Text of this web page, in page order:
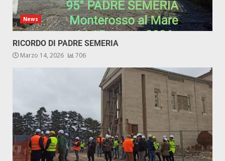
News
RICORDO DI PADRE SEMERIA
Marzo 14, 2026 706